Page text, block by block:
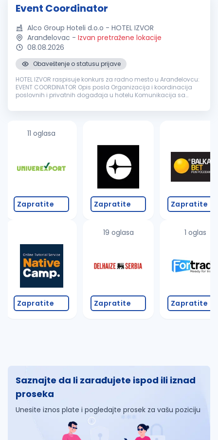
Event Coordinator
Alco Group Hoteli d.o.o - HOTEL IZVOR
Aranđelovac - Izvan pretražene lokacije
08.08.2026
Obaveštenje o statusu prijave
HOTEL IZVOR raspisuje konkurs za radno mesto u Aranđelovcu:
EVENT COORDINATOR Opis posla Organizacija i koordinacija
poslovnih i privatnih događaja u hotelu Komunikacija sa
sektora u cilju usp...
11 oglasa
Zapratite
Zapratite
Zapratite
19 oglasa
Zapratite
Zapratite
1 oglas
Zapratite
Saznajte da li zarađujete ispod ili iznad
proseka
Unesite iznos plate i pogledajte prosek za vašu poziciju